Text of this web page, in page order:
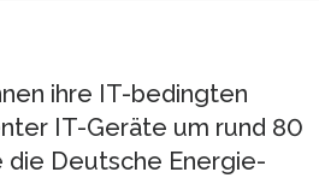
ihre IT-bedingten
IT-Geräte um rund 80
die Deutsche Energie-